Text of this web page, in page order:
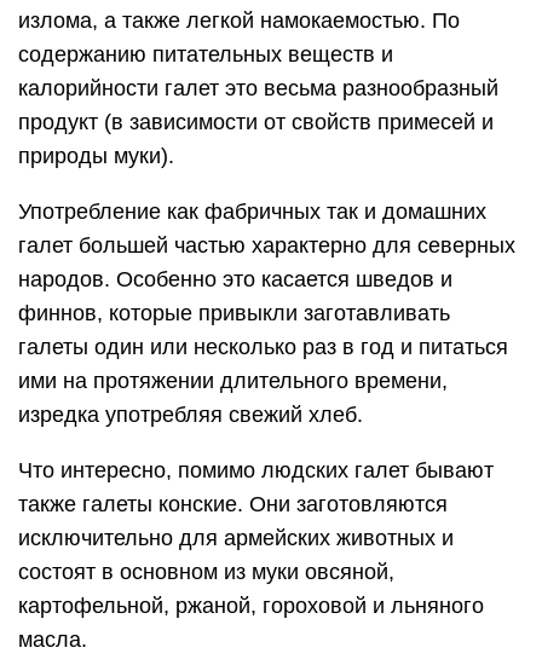
излома, а также легкой намокаемостью. По
содержанию питательных веществ и
калорийности галет это весьма разнообразный
продукт (в зависимости от свойств примесей и
природы муки).
Употребление как фабричных так и домашних
галет большей частью характерно для северных
народов. Особенно это касается шведов и
финнов, которые привыкли заготавливать
галеты один или несколько раз в год и питаться
ими на протяжении длительного времени,
изредка употребляя свежий хлеб.
Что интересно, помимо людских галет бывают
также галеты конские. Они заготовляются
исключительно для армейских животных и
состоят в основном из муки овсяной,
картофельной, ржаной, гороховой и льняного
масла.